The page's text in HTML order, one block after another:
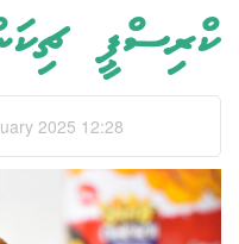
ކްރިސްޕީ
2025 12:28